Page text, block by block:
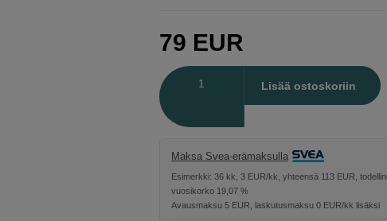
79 EUR
Lisää ostoskoriin
Maksa Svea-erämaksulla
Esimerkki: 36 kk, 3 EUR/kk, yhteensä 113 EUR,
vuosikorko 19,07 %
Avausmaksu 5 EUR, laskutusmaksu 0 EUR/kk lisäksi